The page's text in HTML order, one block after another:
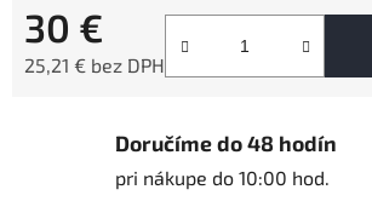
30 €
25,21 € bez DPH
Doručíme do 48 hodín
pri nákupe do 10:00 hod.